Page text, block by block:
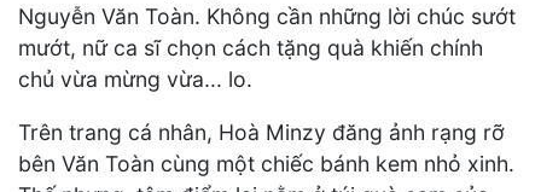
Nguyễn Văn Toàn. Không cần những lời chúc sướt
mướt, nữ ca sĩ chọn cách tặng quà khiến chính
chủ vừa mừng vừa... lo.
Trên trang cá nhân, Hoà Minzy đăng ảnh rạng rỡ
bên Văn Toàn cùng một chiếc bánh kem nhỏ xinh.